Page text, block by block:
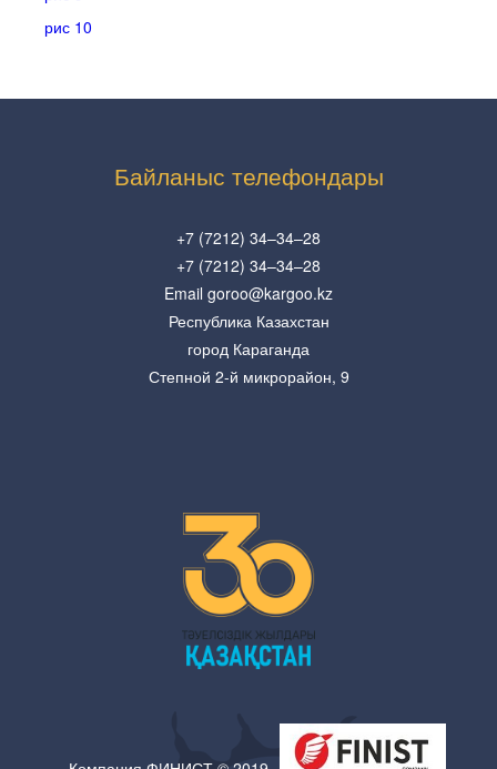
рис 10
Байланыс телефондары
+7 (7212) 34–34–28
+7 (7212) 34–34–28
Email goroo@kargoo.kz
Республика Казахстан
город Караганда
Степной 2-й микрорайон, 9